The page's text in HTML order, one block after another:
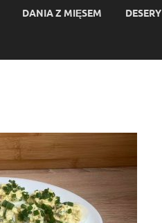
DANIA Z MIĘSEM DESERY